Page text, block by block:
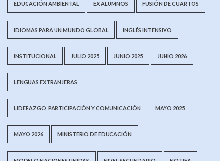
EDUCACIÓN AMBIENTAL EX ALUMNOS FUSIÓN DE CUARTOS
IDIOMAS PARA UN MUNDO GLOBAL INGLÉS INTENSIVO
INSTITUCIONAL JULIO 2025 JUNIO 2025 JUNIO 2026
LENGUAS EXTRANJERAS
LIDERAZGO, PARTICIPACIÓN Y COMUNICACIÓN MAYO 2025
MAYO 2026 MINISTERIO DE EDUCACIÓN